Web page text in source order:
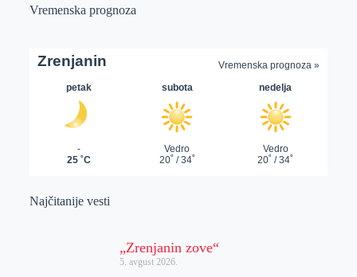
Vremenska prognoza
Najčitanije vesti
„Zrenjanin zove“
5. avgust 2026.